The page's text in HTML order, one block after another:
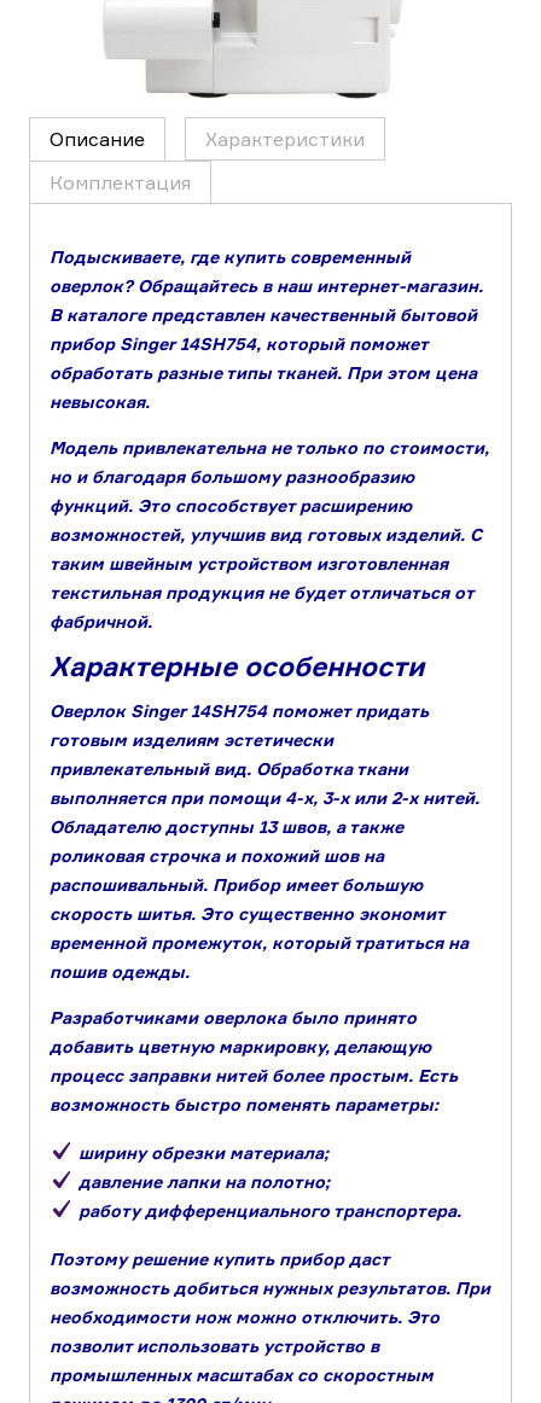
Описание
Характеристики
Комплектация
Подыскиваете, где купить современный
оверлок? Обращайтесь в наш интернет-магазин.
В каталоге представлен качественный бытовой
прибор Singer 14SH754, который поможет
обработать разные типы тканей. При этом цена
невысокая.
Модель привлекательна не только по стоимости,
но и благодаря большому разнообразию
функций. Это способствует расширению
возможностей, улучшив вид готовых изделий. С
таким швейным устройством изготовленная
текстильная продукция не будет отличаться от
фабричной.
Характерные особенности
Оверлок Singer 14SH754 поможет придать
готовым изделиям эстетически
привлекательный вид. Обработка ткани
выполняется при помощи 4-х, 3-х или 2-х нитей.
Обладателю доступны 13 швов, а также
роликовая строчка и похожий шов на
распошивальный. Прибор имеет большую
скорость шитья. Это существенно экономит
временной промежуток, который тратиться на
пошив одежды.
Разработчиками оверлока было принято
добавить цветную маркировку, делающую
процесс заправки нитей более простым. Есть
возможность быстро поменять параметры:
ширину обрезки материала;
давление лапки на полотно;
работу дифференциального транспортера.
Поэтому решение купить прибор даст
возможность добиться нужных результатов. При
необходимости нож можно отключить. Это
позволит использовать устройство в
промышленных масштабах со скоростным